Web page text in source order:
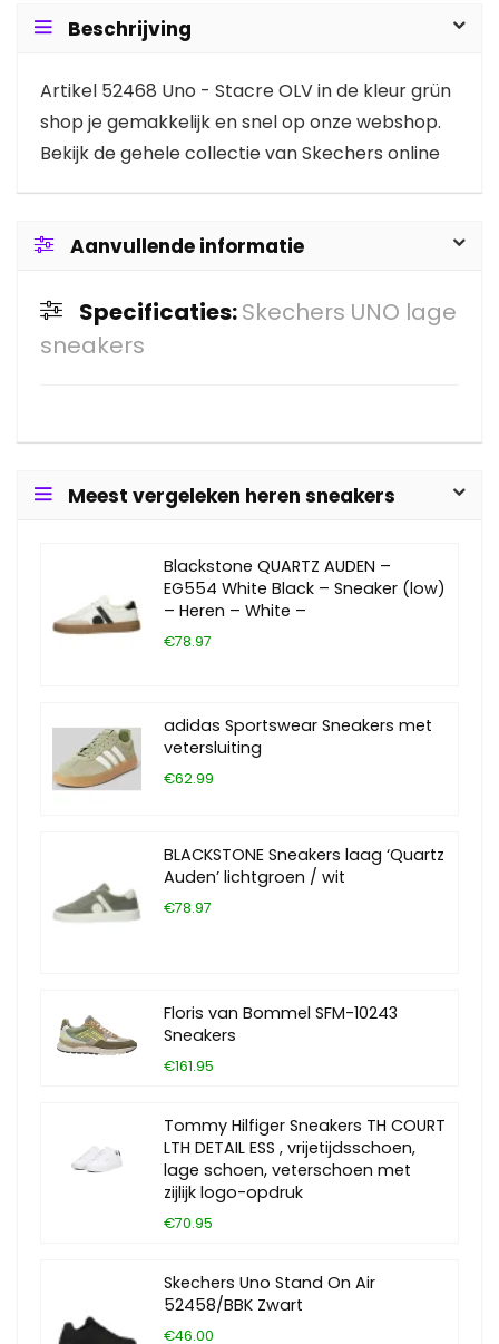
Beschrijving
Artikel 52468 Uno - Stacre OLV in de kleur grün
shop je gemakkelijk en snel op onze webshop.
Bekijk de gehele collectie van Skechers online
Aanvullende informatie
Specificaties:Skechers UNO lage
sneakers
Meest vergeleken heren sneakers
Blackstone QUARTZ AUDEN –
EG554 White Black – Sneaker (low)
– Heren – White –
€78.97
adidas Sportswear Sneakers met
vetersluiting
€62.99
BLACKSTONE Sneakers laag ‘Quartz
Auden’ lichtgroen / wit
€78.97
Floris van Bommel SFM-10243
Sneakers
€161.95
Tommy Hilfiger Sneakers TH COURT
LTH DETAIL ESS , vrijetijdsschoen,
lage schoen, veterschoen met
zijlijk logo-opdruk
€70.95
Skechers Uno Stand On Air
52458/BBK Zwart
€46.00